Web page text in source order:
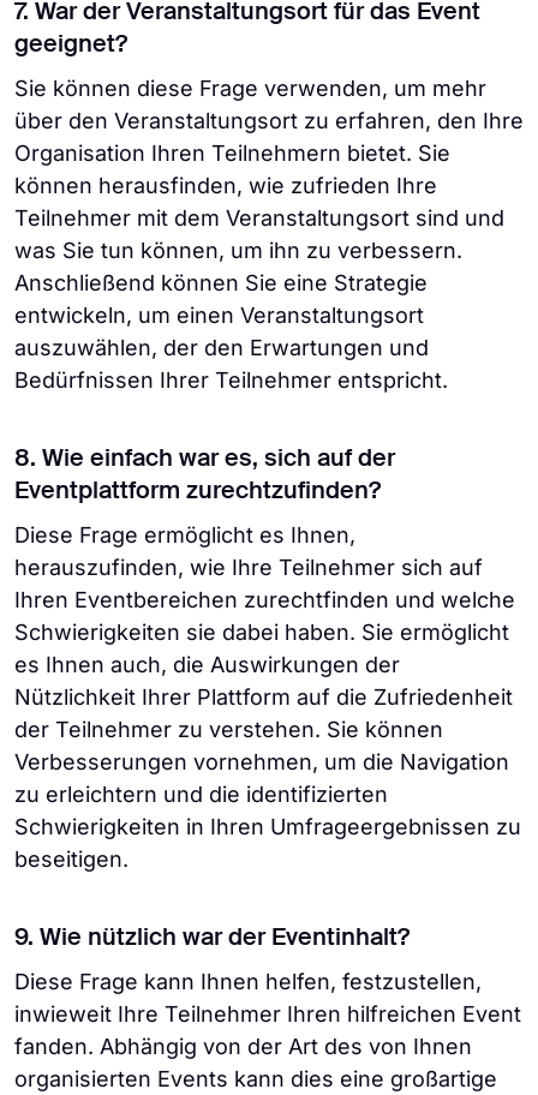
7. War der Veranstaltungsort für das Event
geeignet?
Sie können diese Frage verwenden, um mehr
über den Veranstaltungsort zu erfahren, den Ihre
Organisation Ihren Teilnehmern bietet. Sie
können herausfinden, wie zufrieden Ihre
Teilnehmer mit dem Veranstaltungsort sind und
was Sie tun können, um ihn zu verbessern.
Anschließend können Sie eine Strategie
entwickeln, um einen Veranstaltungsort
auszuwählen, der den Erwartungen und
Bedürfnissen Ihrer Teilnehmer entspricht.
8. Wie einfach war es, sich auf der
Eventplattform zurechtzufinden?
Diese Frage ermöglicht es Ihnen,
herauszufinden, wie Ihre Teilnehmer sich auf
Ihren Eventbereichen zurechtfinden und welche
Schwierigkeiten sie dabei haben. Sie ermöglicht
es Ihnen auch, die Auswirkungen der
Nützlichkeit Ihrer Plattform auf die Zufriedenheit
der Teilnehmer zu verstehen. Sie können
Verbesserungen vornehmen, um die Navigation
zu erleichtern und die identifizierten
Schwierigkeiten in Ihren Umfrageergebnissen zu
beseitigen.
9. Wie nützlich war der Eventinhalt?
Diese Frage kann Ihnen helfen, festzustellen,
inwieweit Ihre Teilnehmer Ihren hilfreichen Event
fanden. Abhängig von der Art des von Ihnen
organisierten Events kann dies eine großartige